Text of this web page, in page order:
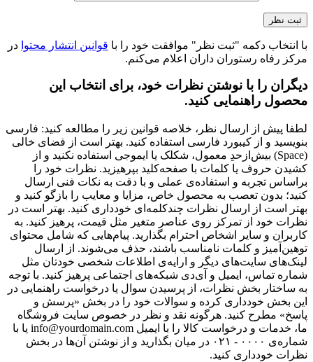
با انتخاب دکمه "ثبت نظر" موافقت خود را با قوانین انتشار محتوا در
مرکز رفاه رستوران داران اعلام می‌کنم.
دیگران را با نوشتن نظرات خود، برای انتخاب این
محصول راهنمایی کنید.
لطفا پیش از ارسال نظر، خلاصه قوانین زیر را مطالعه کنید: فارسی
بنویسید و از کیبورد فارسی استفاده کنید. بهتر است از فضای خالی
(Space) بیش‌از‌حدِ معمول، شکلک یا ایموجی استفاده نکنید و از
کشیدن حروف یا کلمات با صفحه‌کلید بپرهیزید. نظرات خود را
براساس تجربه و استفاده‌ی عملی و با دقت به نکات فنی ارسال
کنید؛ بدون تعصب به محصول خاص، مزایا و معایب را بازگو کنید و
بهتر است از ارسال نظرات چندکلمه‌‌ای خودداری کنید. بهتر است در
نظرات خود از تمرکز روی عناصر متغیر مثل قیمت، پرهیز کنید. به
کاربران و سایر اشخاص احترام بگذارید. پیام‌هایی که شامل محتوای
توهین‌آمیز و کلمات نامناسب باشند، حذف می‌شوند. از ارسال
لینک‌های سایت‌های دیگر و ارایه‌ی اطلاعات شخصی خودتان مثل
شماره تماس، ایمیل و آی‌دی شبکه‌های اجتماعی پرهیز کنید. با توجه
به ساختار بخش نظرات، از پرسیدن سوال یا درخواست راهنمایی در
این بخش خودداری کرده و سوالات خود را در بخش «پرسش و
پاسخ» مطرح کنید. هرگونه نقد و نظر در خصوص سایت فروشگاه
ما، خدمات و درخواست کالا را با ایمیل info@yourdomain.com یا با
شماره‌ی ۰۰۰۰ - ۰۲۱ در میان بگذارید و از نوشتن آن‌ها در بخش
نظرات خودداری کنید.